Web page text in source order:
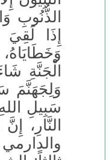
الذُّنُوبِ
إِذَا
الْجَنَّةِ
وَلِجَهَنَّمَ
سَبِيلِ
النَّارِ،